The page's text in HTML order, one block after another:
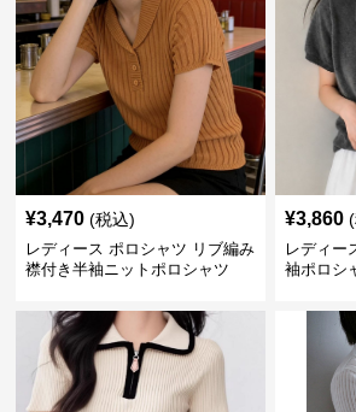
¥3,470 (税込)
レディース ポロシャツ リブ編み
襟付き半袖ニットポロシャツ
¥3,860
レディー
袖ポロシ